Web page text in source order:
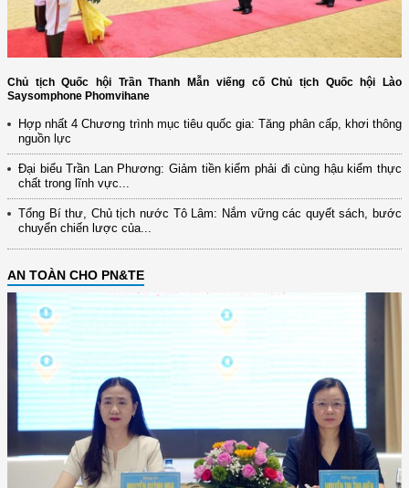
Chủ tịch Quốc hội Trần Thanh Mẫn viếng cố Chủ tịch Quốc hội Lào
Saysomphone Phomvihane
Hợp nhất 4 Chương trình mục tiêu quốc gia: Tăng phân cấp, khơi thông
nguồn lực
Đại biểu Trần Lan Phương: Giảm tiền kiểm phải đi cùng hậu kiểm thực
chất trong lĩnh vực...
Tổng Bí thư, Chủ tịch nước Tô Lâm: Nắm vững các quyết sách, bước
chuyển chiến lược của...
AN TOÀN CHO PN&TE